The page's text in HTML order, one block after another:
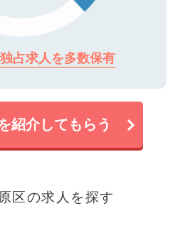
占求人を多数保有
紹介してもらう
区の求人を探す